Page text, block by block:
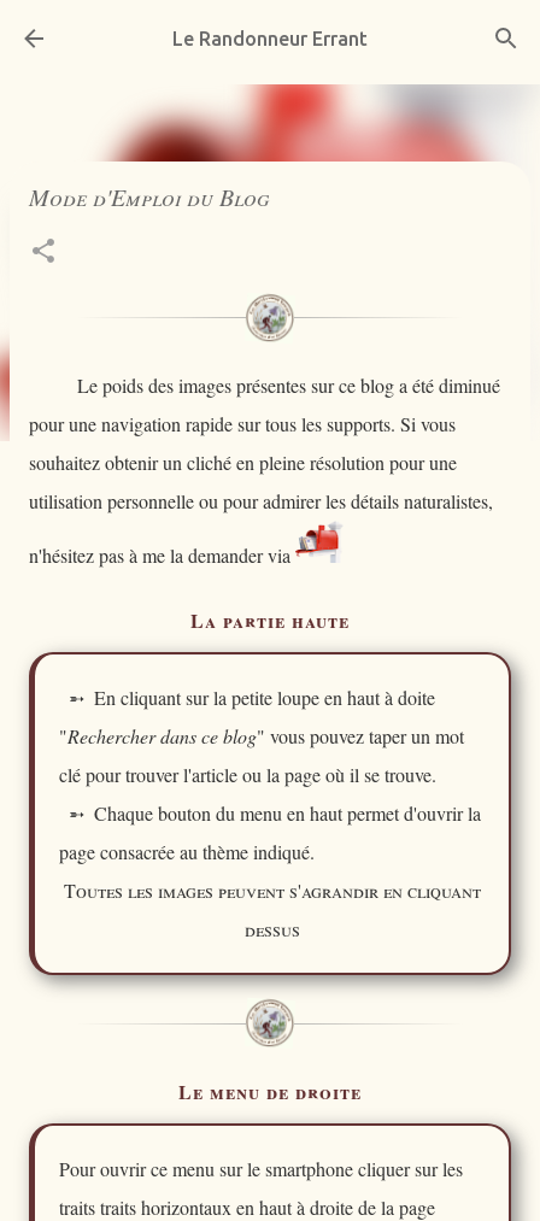
Accéder au contenu principal
Le Randonneur Errant
Mode d'Emploi du Blog
Le poids des images présentes sur ce blog a été diminué
pour une navigation rapide sur tous les supports. Si vous
souhaitez obtenir un cliché en pleine résolution pour une
utilisation personnelle ou pour admirer les détails naturalistes,
n'hésitez pas à me la demander via
La partie haute
➵ En cliquant sur la petite loupe en haut à doite
"Rechercher dans ce blog" vous pouvez taper un mot
clé pour trouver l'article ou la page où il se trouve.
➵ Chaque bouton du menu en haut permet d'ouvrir la
page consacrée au thème indiqué.
Toutes les images peuvent s'agrandir en cliquant
dessus
Le menu de droite
Pour ouvrir ce menu sur le smartphone cliquer sur les
traits traits horizontaux en haut à droite de la page